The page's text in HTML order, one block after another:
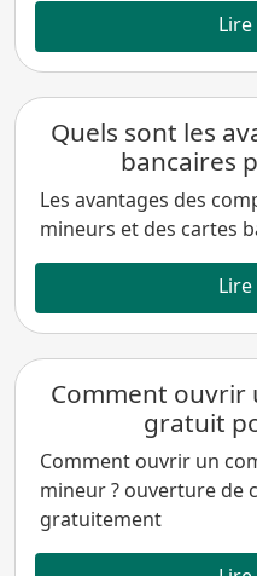
Quels sont les
bancaires
Les avantages des
mineurs et des cartes
Comment ouvrir
gratuit
Comment ouvrir un
mineur ? ouverture de
gratuitement